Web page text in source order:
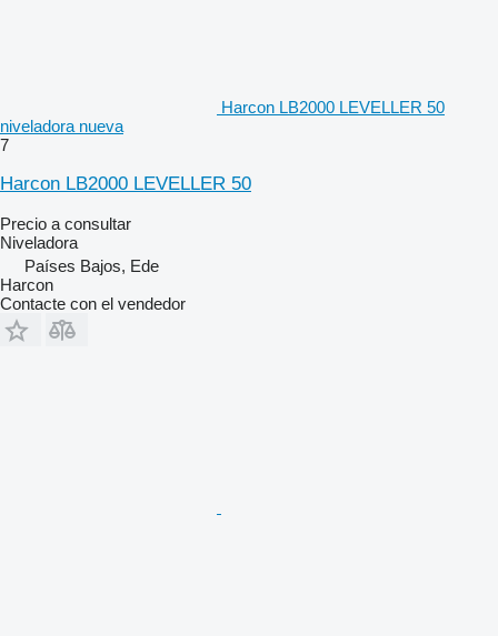
Harcon LB2000 LEVELLER 50
niveladora nueva
7
Harcon LB2000 LEVELLER 50
Precio a consultar
Niveladora
Países Bajos, Ede
Harcon
Contacte con el vendedor